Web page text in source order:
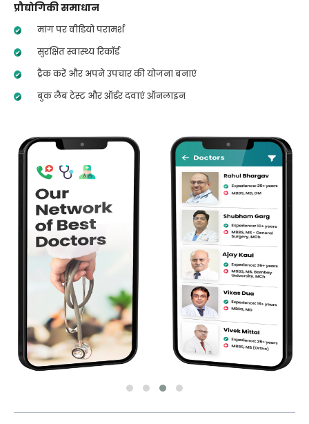
प्रौद्योगिकी समाधान
मांग पर वीडियो परामर्श
सुरक्षित स्वास्थ्य रिकॉर्ड
ट्रैक करें और अपने उपचार की योजना बनाएं
बुक लैब टेस्ट और ऑर्डर दवाएं ऑनलाइन